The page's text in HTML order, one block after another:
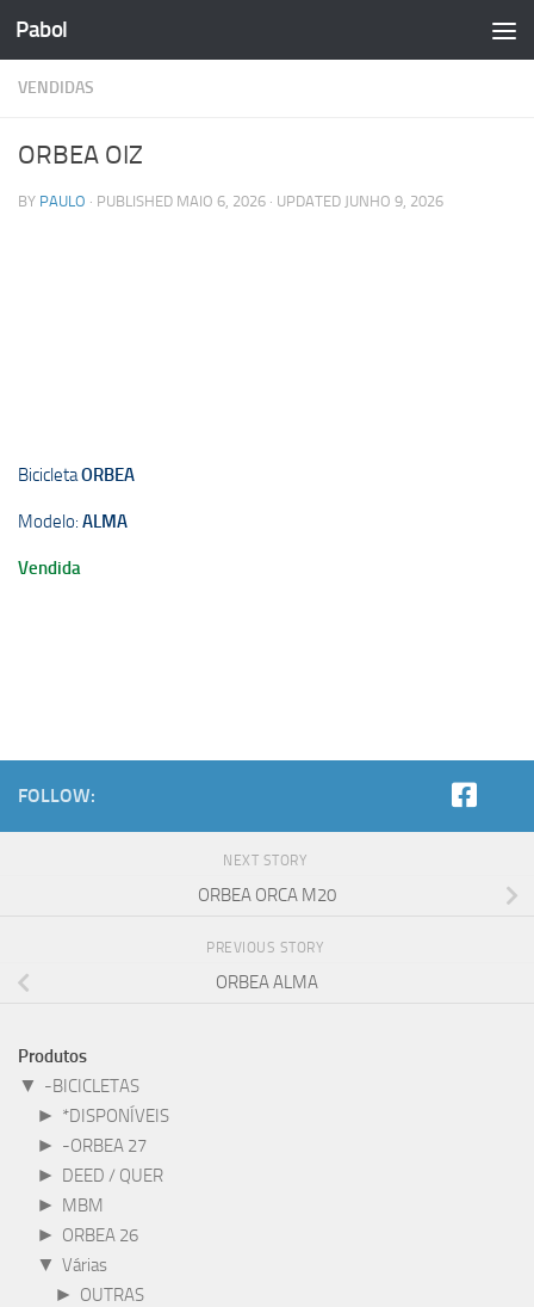
Skip to content
Pabol
VENDIDAS
ORBEA OIZ
BY PAULO · PUBLISHED MAIO 6, 2026 · UPDATED JUNHO 9, 2026
BicicletaORBEA
Modelo: ALMA
Vendida
FOLLOW:
NEXT STORY
ORBEA ORCA M20
PREVIOUS STORY
ORBEA ALMA
Produtos
▼ -BICICLETAS
► *DISPONÍVEIS
► -ORBEA 27
► DEED / QUER
► MBM
► ORBEA 26
▼ Várias
► OUTRAS